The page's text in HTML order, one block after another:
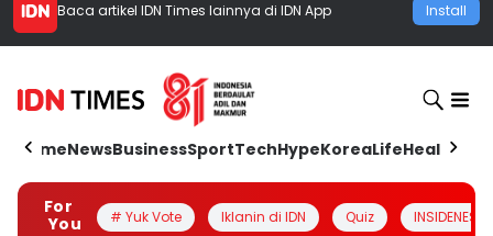
Baca artikel IDN Times lainnya di IDN App Install
HomeNewsBusinessSportTechHypeKoreaLifeHealth
For
You
# Yuk Vote Iklanin di IDN Quiz INSIDENESIA